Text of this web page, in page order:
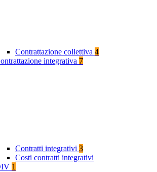
Contrattazione collettiva 4
integrativa 7
Contratti integrativi 3
Costi contratti integrativi
1